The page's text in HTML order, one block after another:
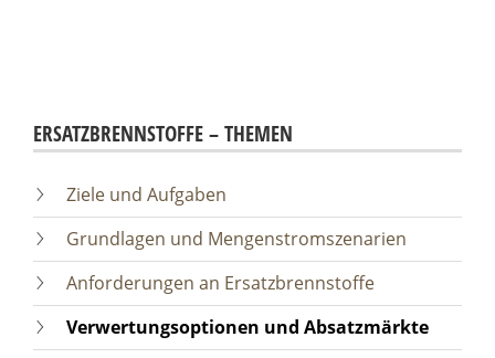
ERSATZBRENNSTOFFE – THEMEN
Ziele und Aufgaben
Grundlagen und Mengenstromszenarien
Anforderungen an Ersatzbrennstoffe
Verwertungsoptionen und Absatzmärkte